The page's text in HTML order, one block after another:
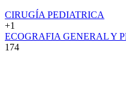
CIRUGÍA PEDIATRICA
+1
ECOGRAFIA GENERAL Y
174